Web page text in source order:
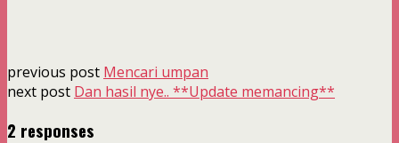
previous post Mencari umpan
next post Dan hasil nye.. **Update memancing**
2 responses